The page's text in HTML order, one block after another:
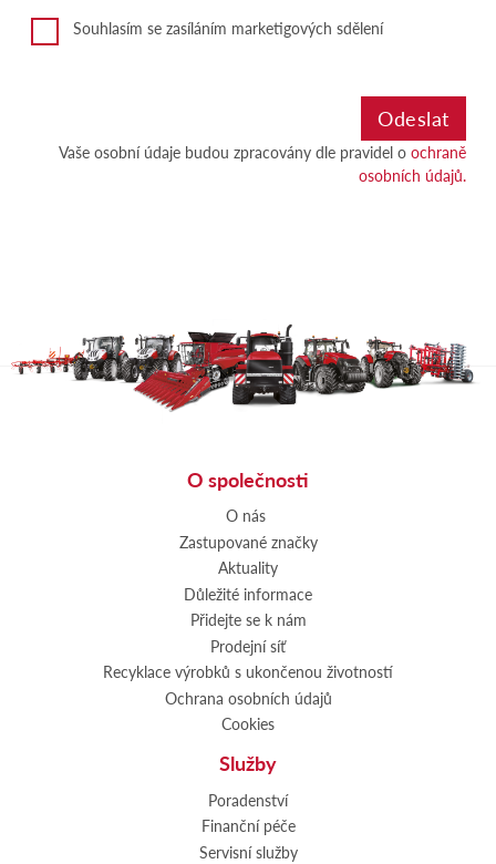
Souhlasím se zasíláním marketigových sdělení
Vaše osobní údaje budou zpracovány dle pravidel o ochraně
osobních údajů.
O společnosti
O nás
Zastupované značky
Aktuality
Důležité informace
Přidejte se k nám
Prodejní síť
Recyklace výrobků s ukončenou životností
Ochrana osobních údajů
Cookies
Služby
Poradenství
Finanční péče
Servisní služby